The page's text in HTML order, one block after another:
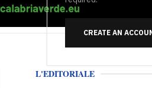
CREATE AN
L'EDITORIALE